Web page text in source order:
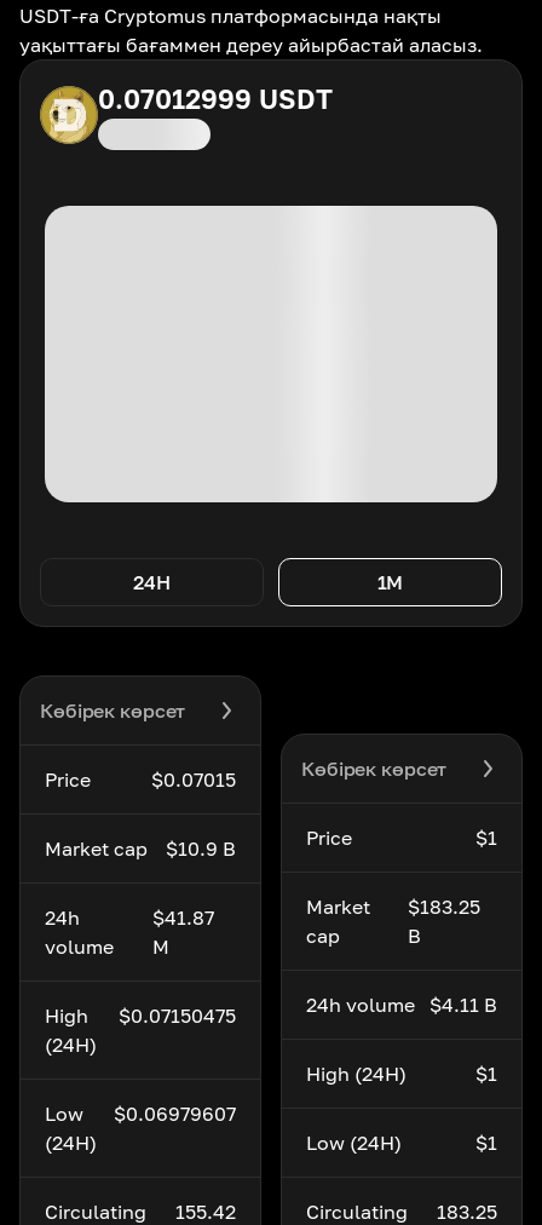
USDT-ға Cryptomus платформасында нақты
уақыттағы бағаммен дереу айырбастай аласыз.
0.07012999 USDT
24H 1M
Көбірек көрсет
Price $0.07015
Market cap $10.9 B
24h
volume
$41.87
M
High
(24H)
$0.07150475
Low
(24H)
$0.06979607
Circulating
155.42
Көбірек көрсет
Price $1
Market
cap
$183.25
B
24h volume $4.11 B
High (24H) $1
Low (24H) $1
Circulating
183.25